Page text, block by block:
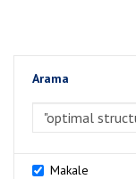
Arama
Makale